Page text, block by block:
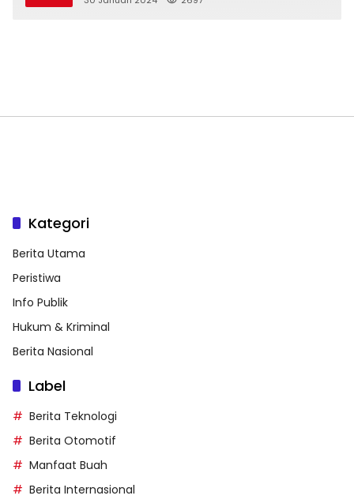
Kategori
Berita Utama
Peristiwa
Info Publik
Hukum & Kriminal
Berita Nasional
Label
Berita Teknologi
Berita Otomotif
Manfaat Buah
Berita Internasional